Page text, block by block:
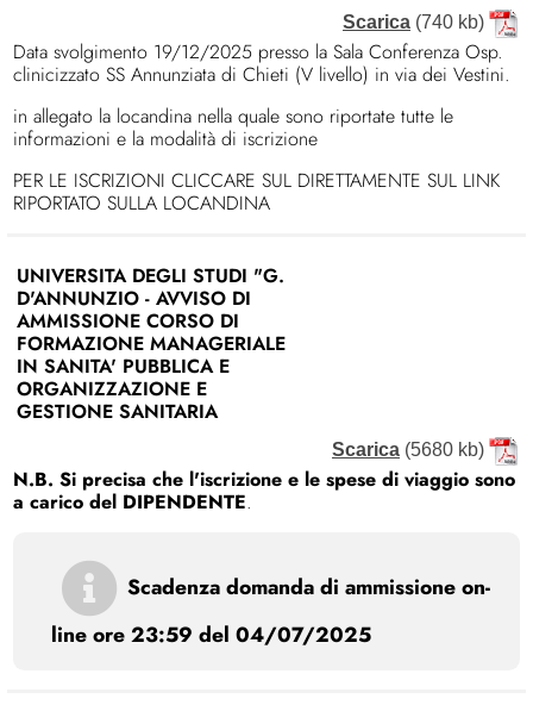
Scarica (740 kb)
Data svolgimento 19/12/2025 presso la Sala Conferenza Osp.
clinicizzato SS Annunziata di Chieti (V livello) in via dei Vestini.
in allegato la locandina nella quale sono riportate tutte le
informazioni e la modalità di iscrizione
PER LE ISCRIZIONI CLICCARE SUL DIRETTAMENTE SUL LINK
RIPORTATO SULLA LOCANDINA
UNIVERSITA DEGLI STUDI "G.
D'ANNUNZIO - AVVISO DI
AMMISSIONE CORSO DI
FORMAZIONE MANAGERIALE
IN SANITA' PUBBLICA E
ORGANIZZAZIONE E
GESTIONE SANITARIA
Scarica (5680 kb)
N.B. Si precisa che l'iscrizione e le spese di viaggio sono
a carico del DIPENDENTE.
Scadenza domanda di ammissione on-
line ore 23:59 del 04/07/2025